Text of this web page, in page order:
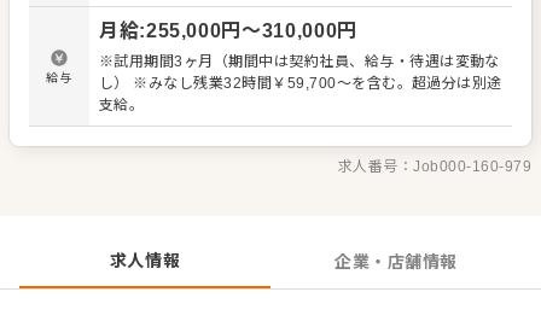
上管理、発注業務、在庫管理 ・スタッフの育成やマネジメ
ント、シフト管理 など 入社後はスキルに合わせた業務か
らお任せしますので、徐々に仕事の幅を広げていきましょ
う。あなたの成長をサポートしますので、経験に関わらず
安心してスタートできる環境です。 ゆくゆくはステップア
給与
月給:255,000円〜310,000円
※試用期間3ヶ月（期間中は契約社員、給与・待遇は変動な
し） ※みなし残業32時間￥59,700～を含む。超過分は別途
支給。
求人番号：Job000-160-979
求人情報 企業・店舗情報